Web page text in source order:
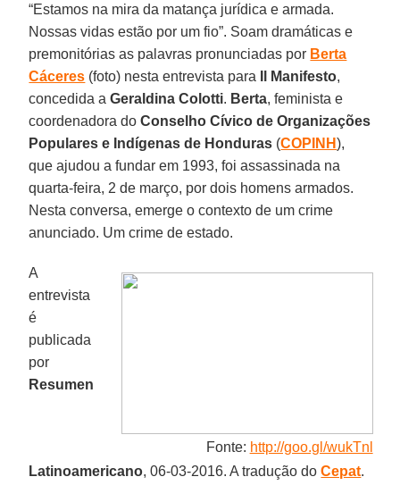
“Estamos na mira da matança jurídica e armada.
Nossas vidas estão por um fio”. Soam dramáticas e
premonitórias as palavras pronunciadas por Berta
Cáceres (foto) nesta entrevista para Il Manifesto,
concedida aGeraldina Colotti. Berta, feminista e
coordenadora doConselho Cívico de Organizações
Populares e Indígenas de Honduras (COPINH),
que ajudou a fundar em 1993, foi assassinada na
quarta-feira, 2 de março, por dois homens armados.
Nesta conversa, emerge o contexto de um crime
anunciado. Um crime de estado.
Fonte: http://goo.gl/wukTnl
A
entrevista
é
publicada
por
Resumen
Latinoamericano, 06-03-2016. A tradução doCepat.